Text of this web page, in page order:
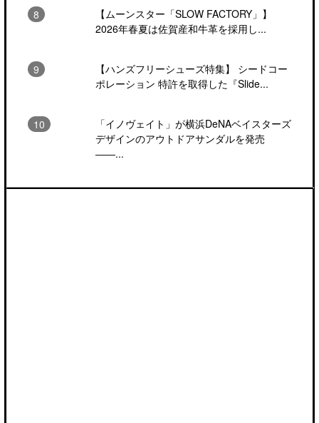
【ムーンスター「SLOW FACTORY」】
2026年春夏は佐賀産和牛革を採用し...
【ハンズフリーシューズ特集】 シードコー
ポレーション 特許を取得した『Slide...
「イノヴェイト」が横浜DeNAベイスターズ
デザインのアウトドアサンダルを発売
――...